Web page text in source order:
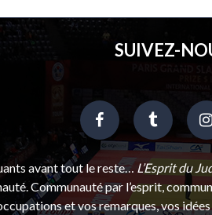
SUIVEZ-
avant tout le reste… L’Esprit du
Communauté par l’esprit,
et vos remarques, vos